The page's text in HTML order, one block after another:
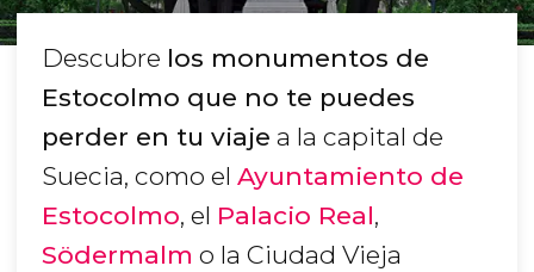
Descubre los monumentos de
Estocolmo que no te puedes
perder en tu viaje a la capital de
Suecia, como el Ayuntamiento de
Estocolmo, el Palacio Real,
Södermalm o la Ciudad Vieja